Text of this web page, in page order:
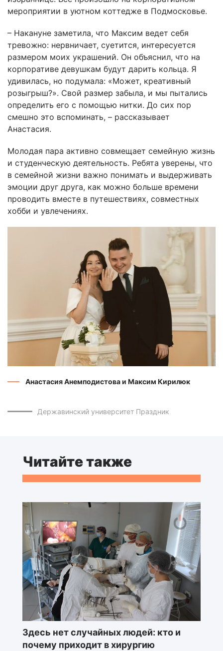
мероприятии в уютном коттедже в Подмосковье.
– Накануне заметила, что Максим ведет себя
тревожно: нервничает, суетится, интересуется
размером моих украшений. Он объяснил, что на
корпоративе девушкам будут дарить кольца. Я
удивилась, но подумала: «Может, креативный
розыгрыш?». Свой размер забыла, и мы пытались
определить его с помощью нитки. До сих пор
смешно это вспоминать, – рассказывает
Анастасия.
Молодая пара активно совмещает семейную жизнь
и студенческую деятельность. Ребята уверены, что
в семейной жизни важно понимать и выдерживать
эмоции друг друга, как можно больше времени
проводить вместе в путешествиях, совместных
хобби и увлечениях.
Анастасия Анемподистова и Максим Кирилюк
Державинский университет Праздник
Читайте также
Здесь нет случайных людей: кто и
почему приходит в хирургию